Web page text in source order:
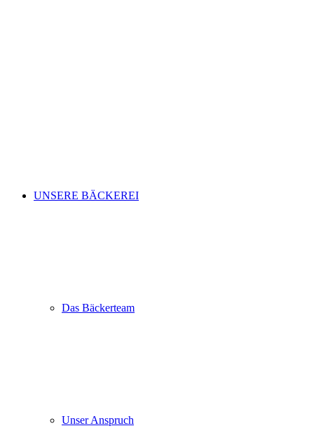
UNSERE BÄCKEREI
Das Bäckerteam
Unser Anspruch